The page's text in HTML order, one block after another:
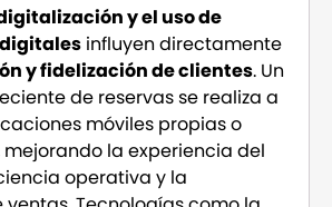
y el uso de
influyen directamente
y fidelización de clientes. Un
de reservas se realiza a
móviles propias o
la experiencia del
operativa y la